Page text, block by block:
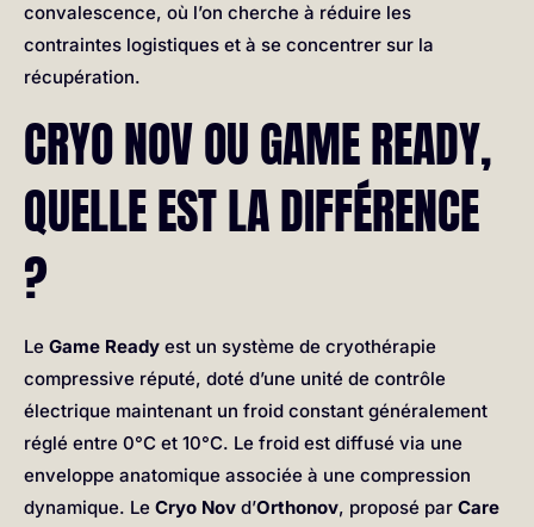
convalescence, où l’on cherche à réduire les
contraintes logistiques et à se concentrer sur la
récupération.
CRYO NOV OU GAME READY,
QUELLE EST LA DIFFÉRENCE
?
Le Game Ready est un système de cryothérapie
compressive réputé, doté d’une unité de contrôle
électrique maintenant un froid constant généralement
réglé entre 0°C et 10°C. Le froid est diffusé via une
enveloppe anatomique associée à une compression
dynamique. Le Cryo Nov d’Orthonov, proposé par Care